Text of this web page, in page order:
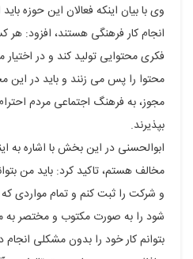
وی با بیان اینکه فعالان این حوزه
انجام کار فرهنگی هستند، افزود:
فکری محتوایی تولید کند و در
محتوا را پس می زنند و باید در این
مجوز، به فرهنگ اجتماعی مردم
بپذیرند.
ابوالحسنی در این بخش با اشاره به
مخالف هستم، تاکید کرد: باید من
و شرکت را ثبت کنم و تمام مواردی که
شود را به صورت مکتوب و مختصر به
بتوانم کار خود را بدون مشکلی